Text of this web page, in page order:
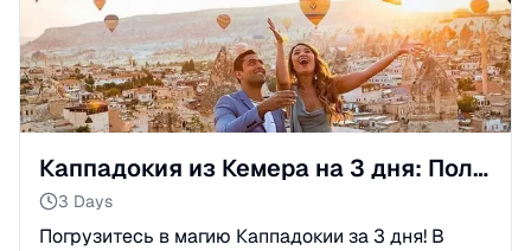
Каппадокия из Кемера на 3 дня: Полный тур и полет шаров
3 Days
Погрузитесь в магию Каппадокии за 3 дня! В